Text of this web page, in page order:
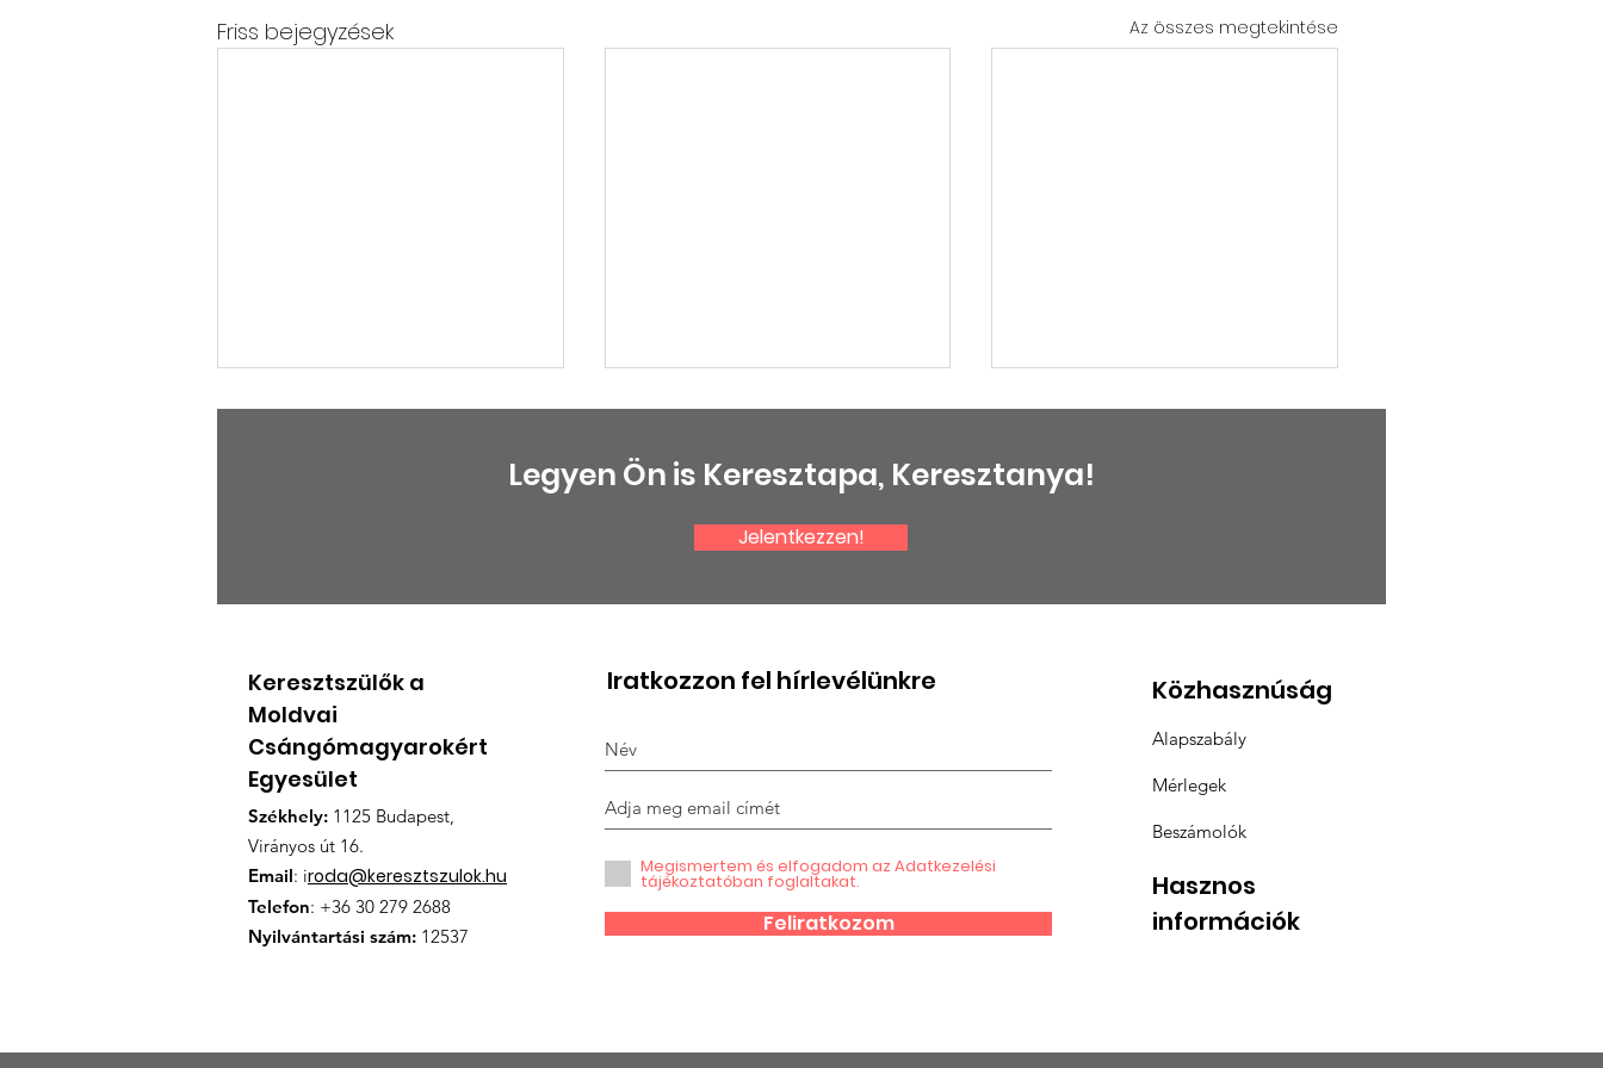
Friss bejegyzések Az összes megtekintése
Nyári táborok
RÉBAY LAJOS FALUGAZDA
Legyen Ön is Keresztapa, Keresztanya!
Jelentkezzen!
Keresztszülők a
Moldvai
Csángómagyarokért
Egyesület
Székhely: 1125 Budapest,
Virányos út 16.
Email: iroda@keresztszulok.hu
Telefon: +36 30 279 2688
Nyilvántartási szám: 12537
Iratkozzon fel hírlevélünkre
Megismertem és elfogadom az Adatkezelési
tájékoztatóban foglaltakat.
Feliratkozom
Közhasznúság
Alapszabály
Mérlegek
Beszámolók
Hasznos
információk